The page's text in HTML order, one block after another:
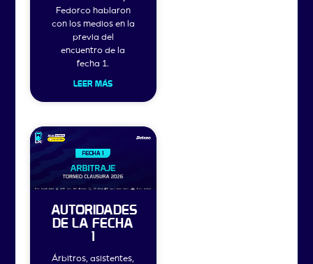
Fedorco hablaron
con los medios en la
previa del
encuentro de la
fecha 1.
LEER MÁS
AUTORIDADES
DE LA FECHA
1
Árbitros, asistentes,